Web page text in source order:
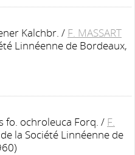
Kalchbr. / F. MASSART
Linnéenne de Bordeaux,
fo. ochroleuca Forq. / F.
la Société Linnéenne de